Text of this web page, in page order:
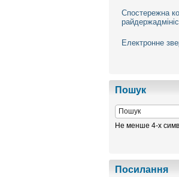
Спостережна
Електронне
Пошук
Не менше 4-х
Посилання